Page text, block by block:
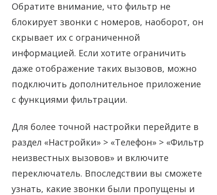
Обратите внимание, что фильтр не
блокирует звонки с номеров, наоборот, он
скрывает их с ограниченной
информацией. Если хотите ограничить
даже отображение таких вызовов, можно
подключить дополнительное приложение
с функциями фильтрации.
Для более точной настройки перейдите в
раздел «Настройки» > «Телефон» > «Фильтр
неизвестных вызовов» и включите
переключатель. Впоследствии вы сможете
узнать, какие звонки были пропущены и